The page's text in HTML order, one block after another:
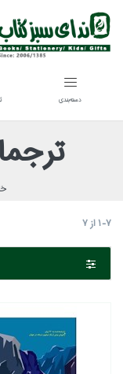
دسته‌بندي
1-7از7